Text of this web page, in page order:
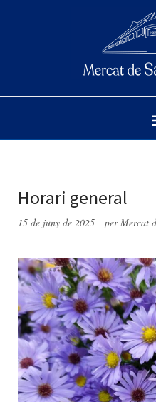
Horari general
15 de juny de 2025 perMercat